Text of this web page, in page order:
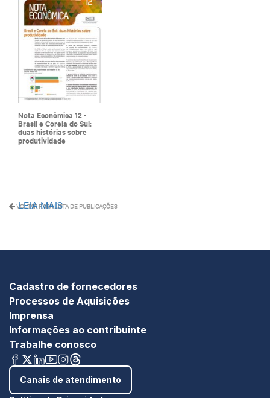
Nota Econômica 12 -
Brasil e Coreia do Sul:
duas histórias sobre
produtividade
LEIA MAIS
VOLTAR PARA LISTA DE PUBLICAÇÕES
Cadastro de fornecedores
Processos de Aquisições
Imprensa
Informações ao contribuinte
Trabalhe conosco
Canais de atendimento